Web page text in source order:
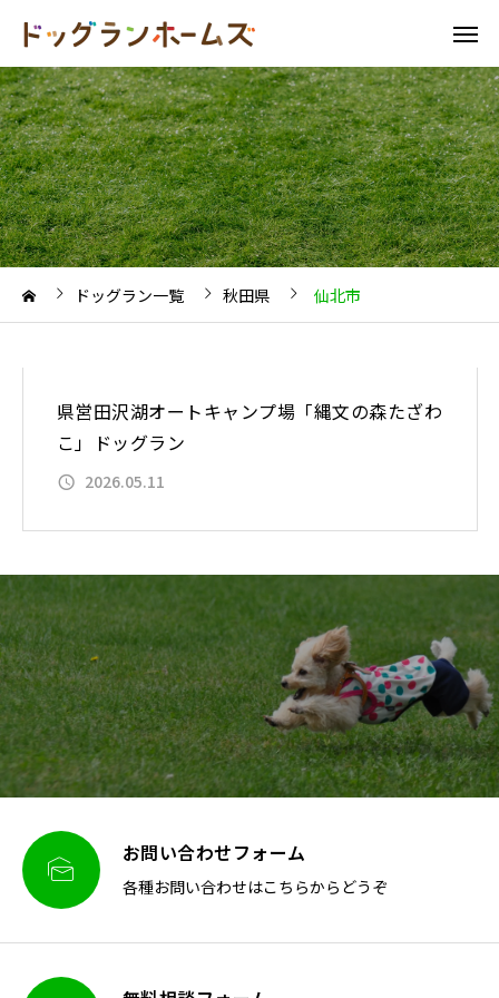
ドッグラン一覧 秋田県 仙北市
県営田沢湖オートキャンプ場「縄文の森たざわ
こ」ドッグラン
2026.05.11
 お問い合わせフォーム
各種お問い合わせはこちらからどうぞ